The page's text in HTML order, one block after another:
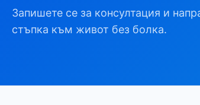
Запишете се за консултация и
стъпка към живот без болка.